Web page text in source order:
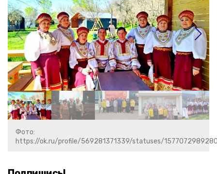
Фото:
https://ok.ru/profile/569281371339/statuses/